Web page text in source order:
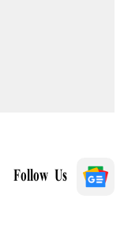
Follow Us